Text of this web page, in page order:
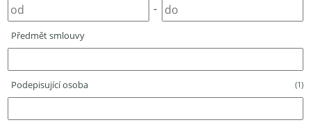
-
Předmět smlouvy
Podepisující osoba (1)